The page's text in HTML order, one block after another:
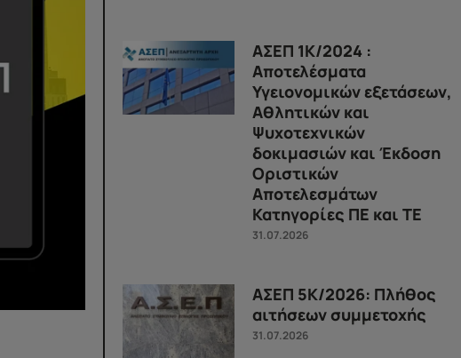
ΑΣΕΠ 1Κ/2024 :
Αποτελέσματα
Υγειονομικών εξετάσεων,
Αθλητικών και
Ψυχοτεχνικών
δοκιμασιών και Έκδοση
Οριστικών
Αποτελεσμάτων
Κατηγορίες ΠΕ και ΤΕ
31.07.2026
ΑΣΕΠ 5Κ/2026: Πλήθος
αιτήσεων συμμετοχής
31.07.2026